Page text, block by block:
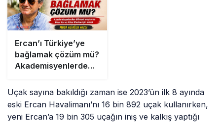
Ercan’ı Türkiye’ye
bağlamak çözüm mü?
Akademisyenlerden
Onur Air ve Atlas
iflasları için anket
Uçak sayına bakıldığı zaman ise 2023’ün ilk 8 ayında
eski Ercan Havalimanı’nı 16 bin 892 uçak kullanırken,
yeni Ercan’a 19 bin 305 uçağın iniş ve kalkış yaptığı